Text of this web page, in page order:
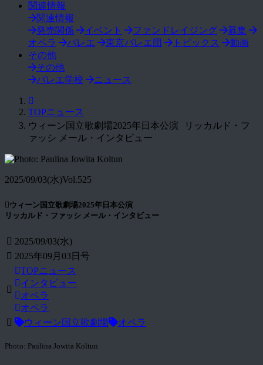
関連情報
関連情報
発売関係
イベント ファンドレイジング
募集
オペラ
バレエ 東京バレエ団 トピックス
動画
その他
その他
バレエ学校
ニュース
TOPニュース
ウィーン国立歌劇場2025年日本公演 リッカルド・フ
ァッシ メール・インタビュー
2025/09/03(水)Vol.525
ウィーン国立歌劇場2025年日本公演
リッカルド・ファッシ メール・インタビュー
2025/09/03(水)
2025年09月03日号
TOPニュース
インタビュー
オペラ
オペラ
ウィーン国立歌劇場
オペラ
Photo: Paulina Jowita Koltun